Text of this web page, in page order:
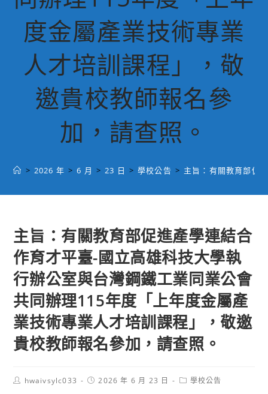
度金屬產業技術專業
人才培訓課程」，敬
邀貴校教師報名參
加，請查照。
> 2026 年 > 6 月 > 23 日 > 學校公告 > 主旨：有關教育部促
主旨：有關教育部促進產學連結合
作育才平臺-國立高雄科技大學執
行辦公室與台灣鋼鐵工業同業公會
共同辦理115年度「上年度金屬產
業技術專業人才培訓課程」，敬邀
貴校教師報名參加，請查照。
Posthwaivsylc033
Post2026 年 6 月 23 日
Post學校公告